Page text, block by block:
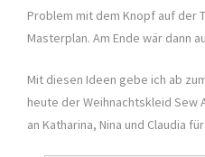
Problem mit dem Knopf auf der
Masterplan. Am Ende wär dann
Mit diesen Ideen gebe ich ab
heute der Weihnachtskleid Sew
an Katharina, Nina und Claudia